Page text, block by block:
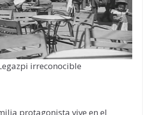
irreconocible
protagonista vive en el